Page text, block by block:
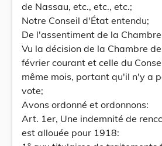
de Nassau, etc., etc., etc.;
Notre Conseil d'État entendu;
De l'assentiment de la
Vu la décision de la Chambre
février courant et celle du
même mois, portant qu'il n'y a
vote;
Avons ordonné et ordonnons:
Art. 1er, Une indemnité de
est allouée pour 1918: